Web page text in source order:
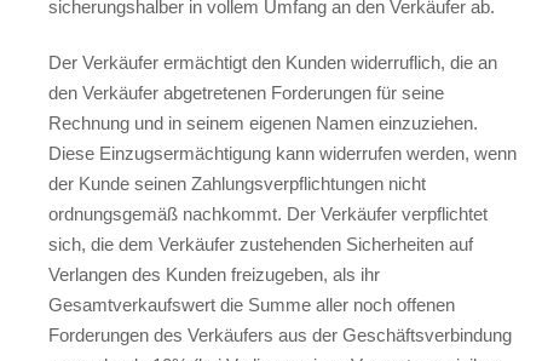
sicherungshalber in vollem Umfang an den Verkäufer ab.
Der Verkäufer ermächtigt den Kunden widerruflich, die an
den Verkäufer abgetretenen Forderungen für seine
Rechnung und in seinem eigenen Namen einzuziehen.
Diese Einzugsermächtigung kann widerrufen werden, wenn
der Kunde seinen Zahlungsverpflichtungen nicht
ordnungsgemäß nachkommt. Der Verkäufer verpflichtet
sich, die dem Verkäufer zustehenden Sicherheiten auf
Verlangen des Kunden freizugeben, als ihr
Gesamtverkaufswert die Summe aller noch offenen
Forderungen des Verkäufers aus der Geschäftsverbindung